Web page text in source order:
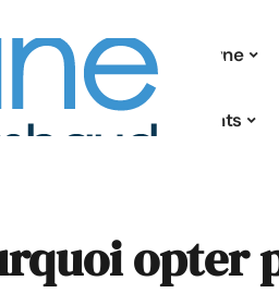
À la une
Parents
opter